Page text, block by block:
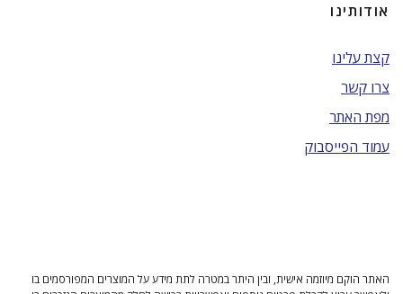
אודותינו
קצת עלינו
צרו קשר
מפת האתר
עמוד הפייסבוק
האתר הוקם מיוזמה אישית, ובין היתר במטרה לתת מידע על המוצרים המפורסמים בו